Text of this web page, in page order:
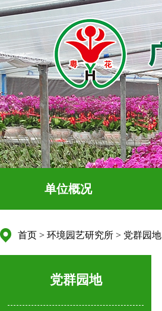
单位概况
首页 > 环境园艺研究所 > 党群园地
党群园地